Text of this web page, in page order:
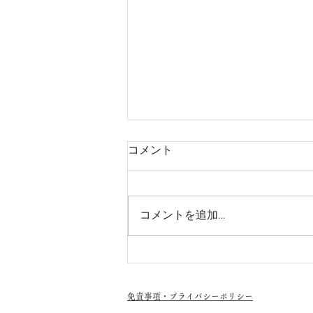
ドイツのコロナ規制緩和と渡
渡航者への従来の登録及び隔離義
務が撤廃となりました。 入国時
に証明書提示は未だ義務となりま
ンなどで必要ですので、いずれ準
コメント
コメントを追加…
免責事項・プライバシーポリシー